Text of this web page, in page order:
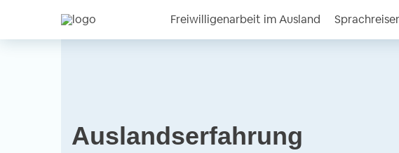
Freiwilligenarbeit im Ausland
Auslandserfahrung